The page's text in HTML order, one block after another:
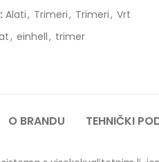
Alati, Trimeri, Trimeri, Vrt
, einhell, trimer
O BRANDU TEHNIČKI